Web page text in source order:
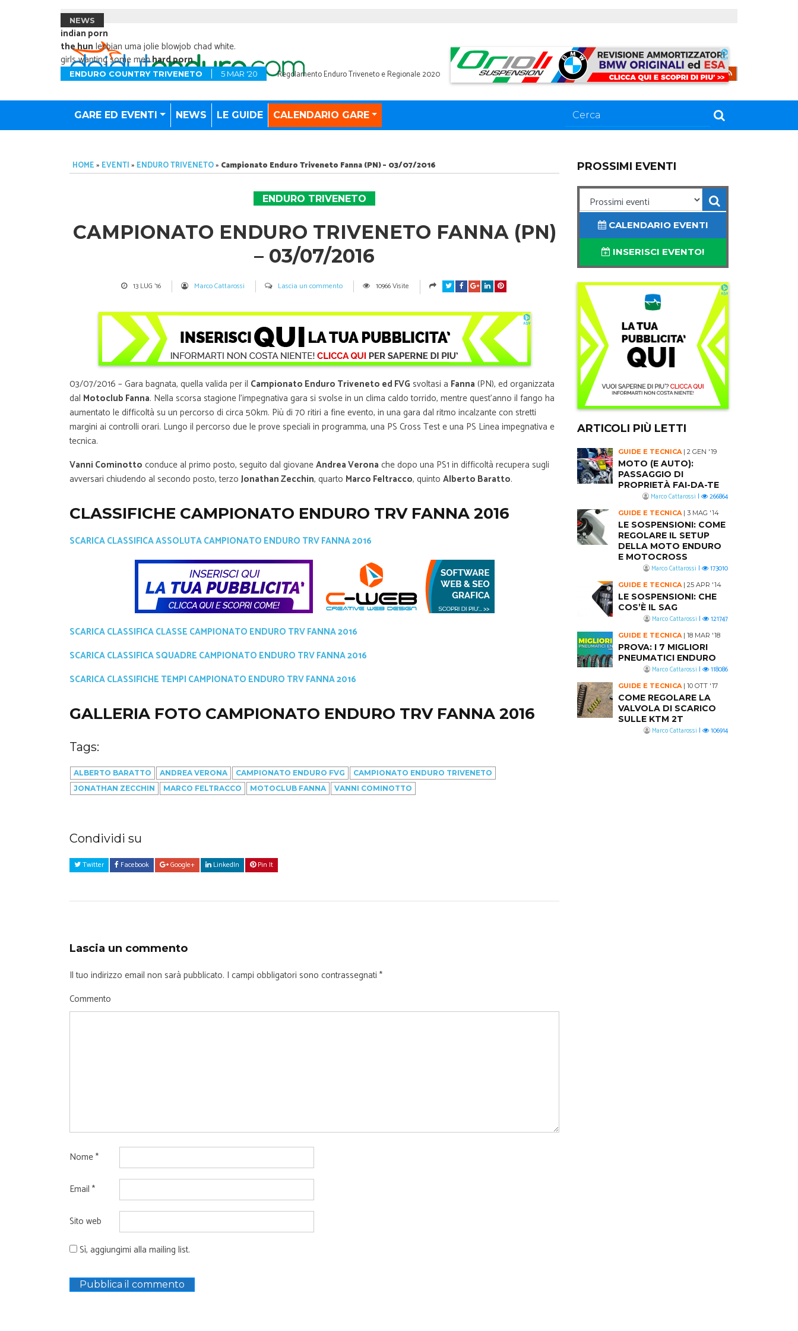
NEWS
indian porn
the hunlesbian uma jolie blowjob chad white.
girls wanting some men.hard porn
ENDURO COUNTRY TRIVENETO 5 MAR '20 Regolamento Enduro Triveneto e Regionale 2020
GARE ED EVENTI NEWS LE GUIDE CALENDARIO GARE
HOME» EVENTI» ENDURO TRIVENETO» Campionato Enduro Triveneto Fanna (PN) – 03/07/2016
ENDURO TRIVENETO
CAMPIONATO ENDURO TRIVENETO FANNA (PN)
– 03/07/2016
13 LUG '16 Marco Cattarossi Lascia un commento 10966 Visite
03/07/2016 – Gara bagnata, quella valida per il Campionato Enduro Triveneto ed FVG svoltasi a Fanna (PN), ed organizzata
dal Motoclub Fanna. Nella scorsa stagione l’impegnativa gara si svolse in un clima caldo torrido, mentre quest’anno il fango ha
aumentato le difficoltà su un percorso di circa 50km. Più di 70 ritiri a fine evento, in una gara dal ritmo incalzante con stretti
margini ai controlli orari. Lungo il percorso due le prove speciali in programma, una PS Cross Test e una PS Linea impegnativa e
tecnica.
Vanni Cominotto conduce al primo posto, seguito dal giovaneAndrea Verona che dopo una PS1 in difficoltà recupera sugli
avversari chiudendo al secondo posto, terzo Jonathan Zecchin, quarto Marco Feltracco, quinto Alberto Baratto.
CLASSIFICHE CAMPIONATO ENDURO TRV FANNA 2016
SCARICA CLASSIFICA ASSOLUTA CAMPIONATO ENDURO TRV FANNA 2016
SCARICA CLASSIFICA CLASSE CAMPIONATO ENDURO TRV FANNA 2016
SCARICA CLASSIFICA SQUADRE CAMPIONATO ENDURO TRV FANNA 2016
SCARICA CLASSIFICHE TEMPI CAMPIONATO ENDURO TRV FANNA 2016
GALLERIA FOTO CAMPIONATO ENDURO TRV FANNA 2016
Tags:
ALBERTO BARATTO ANDREA VERONA CAMPIONATO ENDURO FVG
CAMPIONATO ENDURO TRIVENETO
JONATHAN ZECCHIN
MARCO FELTRACCO MOTOCLUB FANNA VANNI COMINOTTO
Condividi su
Twitter Facebook Google+ LinkedIn Pin It
Lascia un commento
Il tuo indirizzo email non sarà pubblicato. I campi obbligatori sono contrassegnati *
Commento
Nome*
Email *
Sito web
Sì, aggiungimi alla mailing list.
PROSSIMI EVENTI
CALENDARIO EVENTI
INSERISCI EVENTO!
ARTICOLI PIÙ LETTI
GUIDE E TECNICA | 2 GEN '19
MOTO (E AUTO):
PASSAGGIO DI
PROPRIETÀ FAI-DA-TE
Marco Cattarossi | 266864
GUIDE E TECNICA | 3 MAG '14
LE SOSPENSIONI: COME
REGOLARE IL SETUP
DELLA MOTO ENDURO
E MOTOCROSS
Marco Cattarossi | 173010
GUIDE E TECNICA | 25 APR '14
LE SOSPENSIONI: CHE
COS’È IL SAG
Marco Cattarossi | 121747
GUIDE E TECNICA | 18 MAR '18
PROVA: I 7 MIGLIORI
PNEUMATICI ENDURO
Marco Cattarossi | 118086
GUIDE E TECNICA | 10 OTT '17
COME REGOLARE LA
VALVOLA DI SCARICO
SULLE KTM 2T
Marco Cattarossi | 106914